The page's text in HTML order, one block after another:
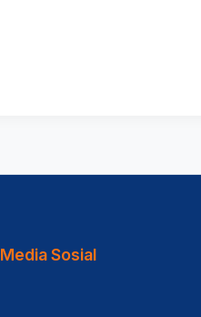
Media Sosial